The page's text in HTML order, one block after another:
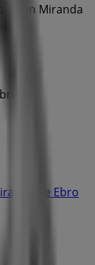
en Miranda
de Ebro